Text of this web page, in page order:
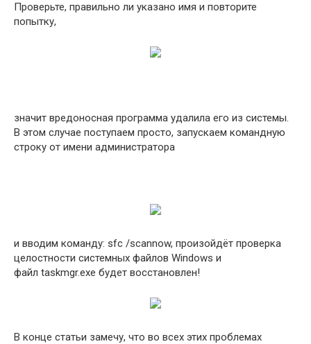
Проверьте, правильно ли указано имя и повторите
попытку,
значит вредоносная программа удалила его из системы.
В этом случае поступаем просто, запускаем командную
строку от имени администратора
и вводим команду: sfc /scannow, произойдёт проверка
целостности системных файлов Windows и
файл taskmgr.exe будет восстановлен!
В конце статьи замечу, что во всех этих проблемах